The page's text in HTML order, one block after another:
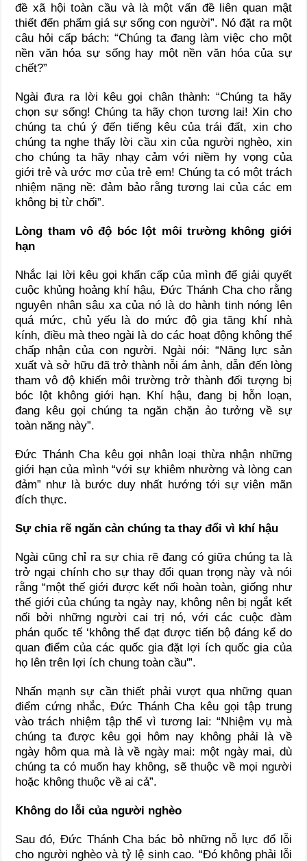
đề xã hội toàn cầu và là một vấn đề liên quan mật
thiết đến phẩm giá sự sống con người”. Nó đặt ra một
câu hỏi cấp bách: “Chúng ta đang làm việc cho một
nền văn hóa sự sống hay một nền văn hóa của sự
chết?”
Ngài đưa ra lời kêu gọi chân thành: “Chúng ta hãy
chọn sự sống! Chúng ta hãy chọn tương lai! Xin cho
chúng ta chú ý đến tiếng kêu của trái đất, xin cho
chúng ta nghe thấy lời cầu xin của người nghèo, xin
cho chúng ta hãy nhạy cảm với niềm hy vọng của
giới trẻ và ước mơ của trẻ em! Chúng ta có một trách
nhiệm nặng nề: đảm bảo rằng tương lai của các em
không bị từ chối”.
Lòng tham vô độ bóc lột môi trường không giới
hạn
Nhắc lại lời kêu gọi khẩn cấp của mình để giải quyết
cuộc khủng hoảng khí hậu, Đức Thánh Cha cho rằng
nguyên nhân sâu xa của nó là do hành tinh nóng lên
quá mức, chủ yếu là do mức độ gia tăng khí nhà
kính, điều mà theo ngài là do các hoạt động không thể
chấp nhận của con người. Ngài nói: “Năng lực sản
xuất và sở hữu đã trở thành nỗi ám ảnh, dẫn đến lòng
tham vô độ khiến môi trường trở thành đối tượng bị
bóc lột không giới hạn. Khí hậu, đang bị hỗn loạn,
đang kêu gọi chúng ta ngăn chặn ảo tưởng về sự
toàn năng này”.
Đức Thánh Cha kêu gọi nhân loại thừa nhận những
giới hạn của mình “với sự khiêm nhường và lòng can
đảm” như là bước duy nhất hướng tới sự viên mãn
đích thực.
Sự chia rẽ ngăn cản chúng ta thay đổi vì khí hậu
Ngài cũng chỉ ra sự chia rẽ đang có giữa chúng ta là
trở ngại chính cho sự thay đổi quan trọng này và nói
rằng “một thế giới được kết nối hoàn toàn, giống như
thế giới của chúng ta ngày nay, không nên bị ngắt kết
nối bởi những người cai trị nó, với các cuộc đàm
phán quốc tế ‘không thể đạt được tiến bộ đáng kể do
quan điểm của các quốc gia đặt lợi ích quốc gia của
họ lên trên lợi ích chung toàn cầu'”.
Nhấn mạnh sự cần thiết phải vượt qua những quan
điểm cứng nhắc, Đức Thánh Cha kêu gọi tập trung
vào trách nhiệm tập thể vì tương lai: “Nhiệm vụ mà
chúng ta được kêu gọi hôm nay không phải là về
ngày hôm qua mà là về ngày mai: một ngày mai, dù
chúng ta có muốn hay không, sẽ thuộc về mọi người
hoặc không thuộc về ai cả”.
Không do lỗi của người nghèo
Sau đó, Đức Thánh Cha bác bỏ những nỗ lực đổ lỗi
cho người nghèo và tỷ lệ sinh cao. “Đó không phải lỗi